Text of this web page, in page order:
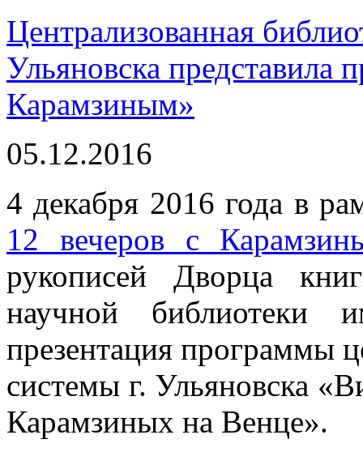
Централизованная
Ульяновска представила
Карамзиным»
05.12.2016
4 декабря 2016 года в
12 вечеров с
рукописей Дворца
научной
презентация программы
системы г. Ульяновска
Карамзиных на Венце».